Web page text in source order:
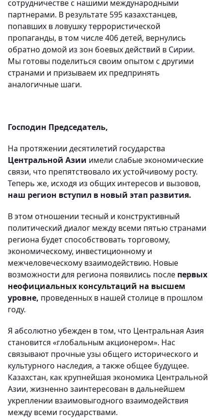
сотрудничестве с нашими международными
партнерами. В результате 595 казахстанцев,
попавших в ловушку террористической
пропаганды, в том числе 406 детей, вернулись
обратно домой из зон боевых действий в Сирии.
Мы готовы поделиться своим опытом с другими
странами и призываем их предпринять
аналогичные шаги.
Господин Председатель,
На протяжении десятилетий государства
Центральной Азии имели слабые экономические
связи, что препятствовало их устойчивому росту.
Теперь же, исходя из общих интересов и вызовов,
наш регион вступил в новый этап развития.
В этом отношении тесный и конструктивный
политический диалог между всеми пятью странами
региона будет способствовать торговому,
экономическому, инвестиционному и
межчеловеческому взаимодействию. Новые
возможности для региона появились после первых
неофициальных консультаций на высшем
уровне, проведенных в нашей столице в прошлом
году.
Я абсолютно убежден в том, что Центральная Азия
становится «глобальным акционером». Нас
связывают прочные узы общего исторического и
культурного наследия, а также общее будущее.
Казахстан, как крупнейшая экономика Центральной
Азии, жизненно заинтересован в дальнейшем
укреплении взаимовыгодного взаимодействия
между всеми государствами.